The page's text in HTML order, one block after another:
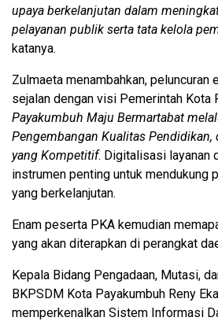
upaya berkelanjutan dalam
pelayanan publik serta tata kelola
katanya.
Zulmaeta menambahkan,
sejalan dengan visi Pemerintah Kota
Payakumbuh Maju Bermartabat
Pengembangan Kualitas Pendidikan,
yang Kompetitif. Digitalisasi layanan
instrumen penting untuk mendukung
yang berkelanjutan.
Enam peserta PKA kemudian
yang akan diterapkan di perangkat
Kepala Bidang Pengadaan, Mutasi,
BKPSDM Kota Payakumbuh Reny
memperkenalkan Sistem Informasi